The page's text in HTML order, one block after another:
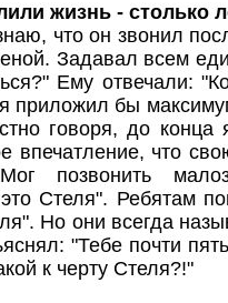
жизнь - столько
что он звонил
Задавал всем
Ему отвечали:
приложил бы
говоря, до
впечатление, что
позвонить
Стеля". Ребятам
Но они всегда
"Тебе почти
к черту Стеля?!"